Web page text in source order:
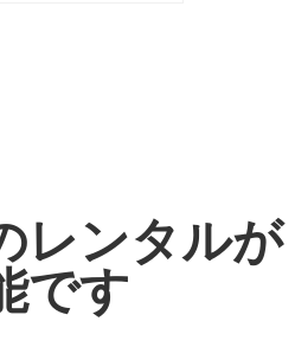
レンタルが
です